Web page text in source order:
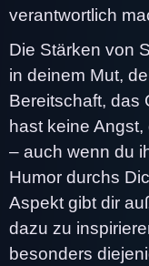
verantwortlich
Die Stärken von
in deinem Mut,
Bereitschaft, das
hast keine
– auch wenn du
Humor durchs
Aspekt gibt dir
dazu zu
besonders